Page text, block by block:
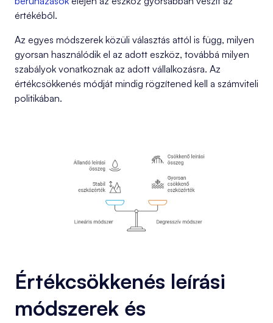
értékéből.
Az egyes módszerek közüli választás attól is függ, milyen
gyorsan használódik el az adott eszköz, továbbá milyen
szabályok vonatkoznak az adott vállalkozásra. Az
értékcsökkenés módját mindig rögzítened kell a számviteli
politikában.
Értékcsökkenés leírási
módszerek és